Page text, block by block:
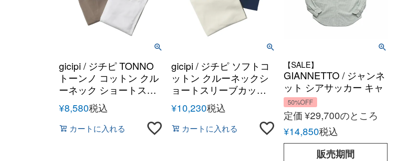
gicipi / ジチピ TONNO
トーンノ コットン クル
ーネック ショートスリ
ーブカットソー
¥8,580税込
カートに入れる
gicipi / ジチピ ソフトコ
ットン クルーネックシ
ョートスリーブカット
¥10,230税込
カートに入れる
【SALE】
GIANNETTO / ジャンネ
ット シアサッカー キャ
ンディーストライプ ボ
タンダウン シャツ
50%OFF
定価¥29,700のところ
¥14,850税込
販売期間